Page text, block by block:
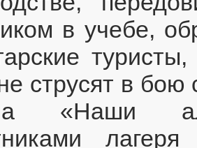
в учебе,
струсят в
«Наши